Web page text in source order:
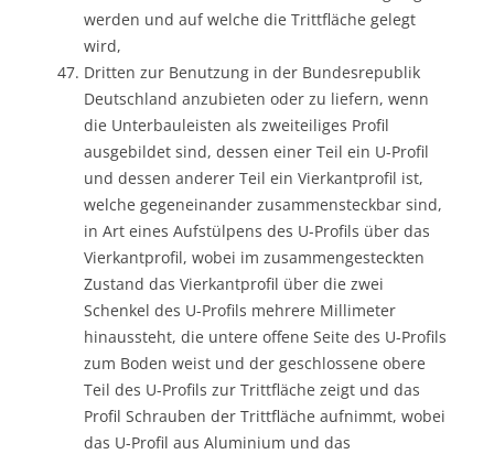
werden und auf welche die Trittfläche gelegt
wird,
Dritten zur Benutzung in der Bundesrepublik
Deutschland anzubieten oder zu liefern, wenn
die Unterbauleisten als zweiteiliges Profil
ausgebildet sind, dessen einer Teil ein U-Profil
und dessen anderer Teil ein Vierkantprofil ist,
welche gegeneinander zusammensteckbar sind,
in Art eines Aufstülpens des U-Profils über das
Vierkantprofil, wobei im zusammengesteckten
Zustand das Vierkantprofil über die zwei
Schenkel des U-Profils mehrere Millimeter
hinaussteht, die untere offene Seite des U-Profils
zum Boden weist und der geschlossene obere
Teil des U-Profils zur Trittfläche zeigt und das
Profil Schrauben der Trittfläche aufnimmt, wobei
das U-Profil aus Aluminium und das